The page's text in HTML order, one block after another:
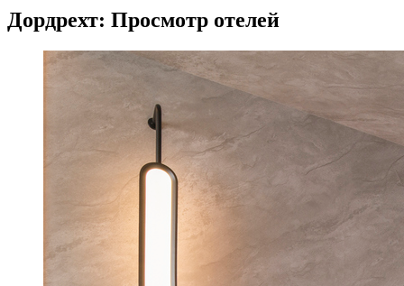
Дордрехт: Просмотр отелей